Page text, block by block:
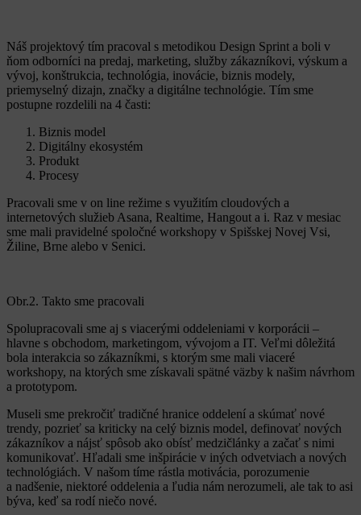
Náš projektový tím pracoval s metodikou Design Sprint a boli v
ňom odborníci na predaj, marketing, služby zákazníkovi, výskum a
vývoj, konštrukcia, technológia, inovácie, biznis modely,
priemyselný dizajn, značky a digitálne technológie. Tím sme
postupne rozdelili na 4 časti:
Biznis model
Digitálny ekosystém
Produkt
Procesy
Pracovali sme v on line režime s využitím cloudových a
internetových služieb Asana, Realtime, Hangout a i. Raz v mesiac
sme mali pravidelné spoločné workshopy v Spišskej Novej Vsi,
Žiline, Brne alebo v Senici.
Obr.2. Takto sme pracovali
Spolupracovali sme aj s viacerými oddeleniami v korporácii –
hlavne s obchodom, marketingom, vývojom a IT. Veľmi dôležitá
bola interakcia so zákazníkmi, s ktorým sme mali viaceré
workshopy, na ktorých sme získavali spätné väzby k našim návrhom
a prototypom.
Museli sme prekročiť tradičné hranice oddelení a skúmať nové
trendy, pozrieť sa kriticky na celý biznis model, definovať nových
zákazníkov a nájsť spôsob ako obísť medzičlánky a začať s nimi
komunikovať. Hľadali sme inšpirácie v iných odvetviach a nových
technológiách. V našom tíme rástla motivácia, porozumenie
a nadšenie, niektoré oddelenia a ľudia nám nerozumeli, ale tak to asi
býva, keď sa rodí niečo nové.